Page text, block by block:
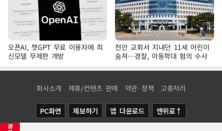
광
오픈AI, 챗GPT 무료 이용자에 최
신모델 무제한 개방
천안 교회서 지내던 11세 어린이
숨져…경찰, 아동학대 혐의 수사
회사소개 제휴/컨텐츠 판매 약관·정책 고충처리
PC화면 제보하기 앱 다운로드 맨위로↑